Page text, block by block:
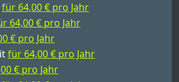
für 64,00 € pro Jahr
64,00 € pro Jahr
€ pro Jahr
für 64,00 € pro Jahr
€ pro Jahr